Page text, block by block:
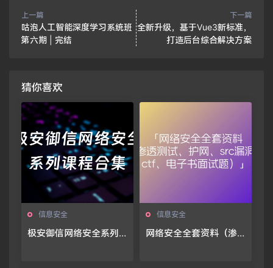
上一篇
咕泡人工智能深度学习系统班
第六期 | 完结
下一篇
全新升级，基于Vue3新标准，
打造后台综合解决方案
猜你喜欢
信息安全
极安御信网络安全系列
信息安全
网络安全全套资料（渗